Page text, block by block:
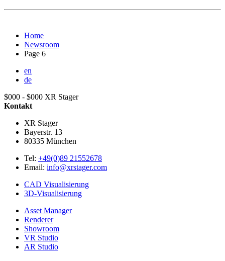
Home
Newsroom
Page 6
en
de
$000 - $000 XR Stager
Kontakt
XR Stager
Bayerstr. 13
80335 München
Tel: +49(0)89 21552678
Email: info@xrstager.com
CAD Visualisierung
3D-Visualisierung
Asset Manager
Renderer
Showroom
VR Studio
AR Studio